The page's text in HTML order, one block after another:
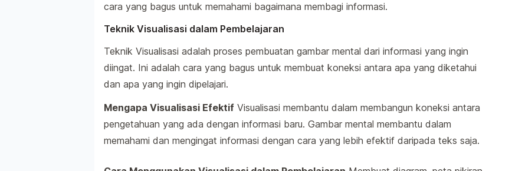
cara yang bagus untuk memahami bagaimana membagi informasi.
Teknik Visualisasi dalam Pembelajaran
Teknik Visualisasi adalah proses pembuatan gambar mental dari informasi yang ingin
diingat. Ini adalah cara yang bagus untuk membuat koneksi antara apa yang diketahui
dan apa yang ingin dipelajari.
Mengapa Visualisasi Efektif Visualisasi membantu dalam membangun koneksi antara
pengetahuan yang ada dengan informasi baru. Gambar mental membantu dalam
memahami dan mengingat informasi dengan cara yang lebih efektif daripada teks saja.